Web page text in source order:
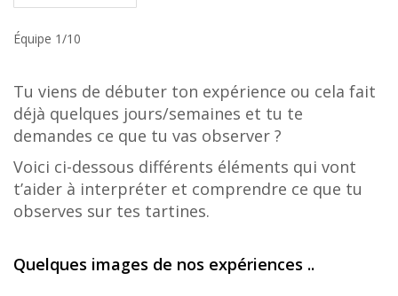
Équipe 1/10
Tu viens de débuter ton expérience ou cela fait
déjà quelques jours/semaines et tu te
demandes ce que tu vas observer ?
Voici ci-dessous différents éléments qui vont
t’aider à interpréter et comprendre ce que tu
observes sur tes tartines.
Quelques images de nos expériences ..